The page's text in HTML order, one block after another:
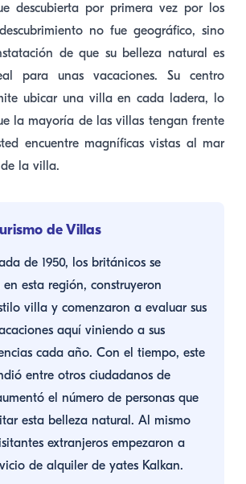
descubierta por primera vez por los
no fue geográfico, sino
de que su belleza natural es
para unas vacaciones. Su centro
ubicar una villa en cada ladera, lo
la mayoría de las villas tengan frente
encuentre magníficas vistas al mar
la villa.
de Villas
de 1950, los británicos se
en esta región, construyeron
villa y comenzaron a evaluar sus
aquí viniendo a sus
cada año. Con el tiempo, este
entre otros ciudadanos de
el número de personas que
esta belleza natural. Al mismo
extranjeros empezaron a
de alquiler de yates Kalkan.